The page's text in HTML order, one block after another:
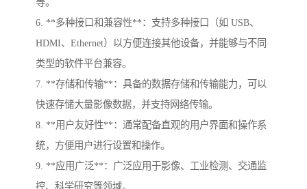
等。
6. **多种接口和兼容性**：支持多种接口（如 USB、
HDMI、Ethernet）以方便连接其他设备，并能够与不同
类型的软件平台兼容。
7. **存储和传输**：具备的数据存储和传输能力，可以
快速存储大量影像数据，并支持网络传输。
8. **用户友好性**：通常配备直观的用户界面和操作系
统，方便用户进行设置和操作。
9. **应用广泛**：广泛应用于影像、工业检测、交通监
控、科学研究等领域。